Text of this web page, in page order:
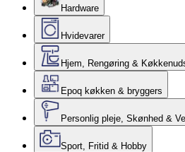
Hardware
Hvidevarer
Hjem, Rengøring &
Epoq køkken & bryggers
Personlig pleje, Skønhed &
Sport, Fritid & Hobby